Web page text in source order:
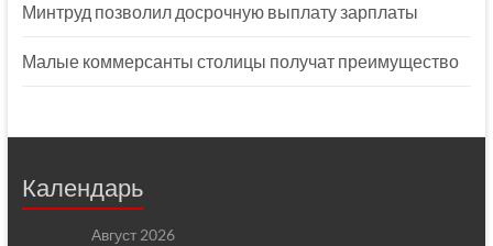
Минтруд позволил досрочную выплату зарплаты
Малые коммерсанты столицы получат преимущество
Календарь
Август 2026